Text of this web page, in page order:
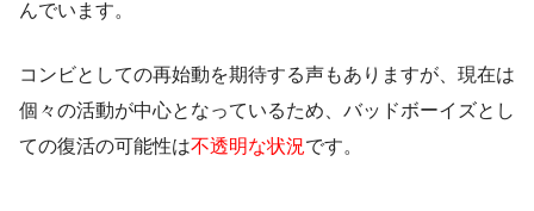
んでいます。
コンビとしての再始動を期待する声もありますが、現在は
個々の活動が中心となっているため、バッドボーイズとし
ての復活の可能性は不透明な状況です。